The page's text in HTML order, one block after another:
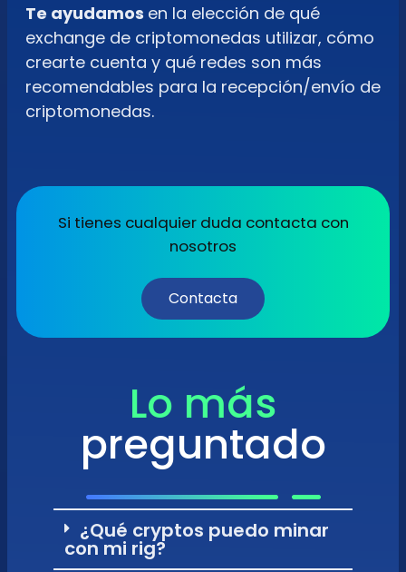
Te ayudamos en la elección de qué
exchange de criptomonedas utilizar, cómo
crearte cuenta y qué redes son más
recomendables para la recepción/envío de
criptomonedas.
Si tienes cualquier duda contacta con
nosotros
Contacta
Lo más
preguntado
¿Qué cryptos puedo minar
con mi rig?